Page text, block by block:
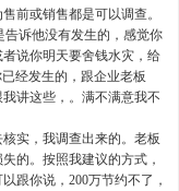
前或销售都是可以调查。
告诉他没有发生的，感觉你
说你明天要舍钱水灾，给
经发生的，跟企业老板
讲这些，。满不满意我不
实，我调查出来的。老板
的。按照我建议的方式，
以跟你说，200万节约不了，